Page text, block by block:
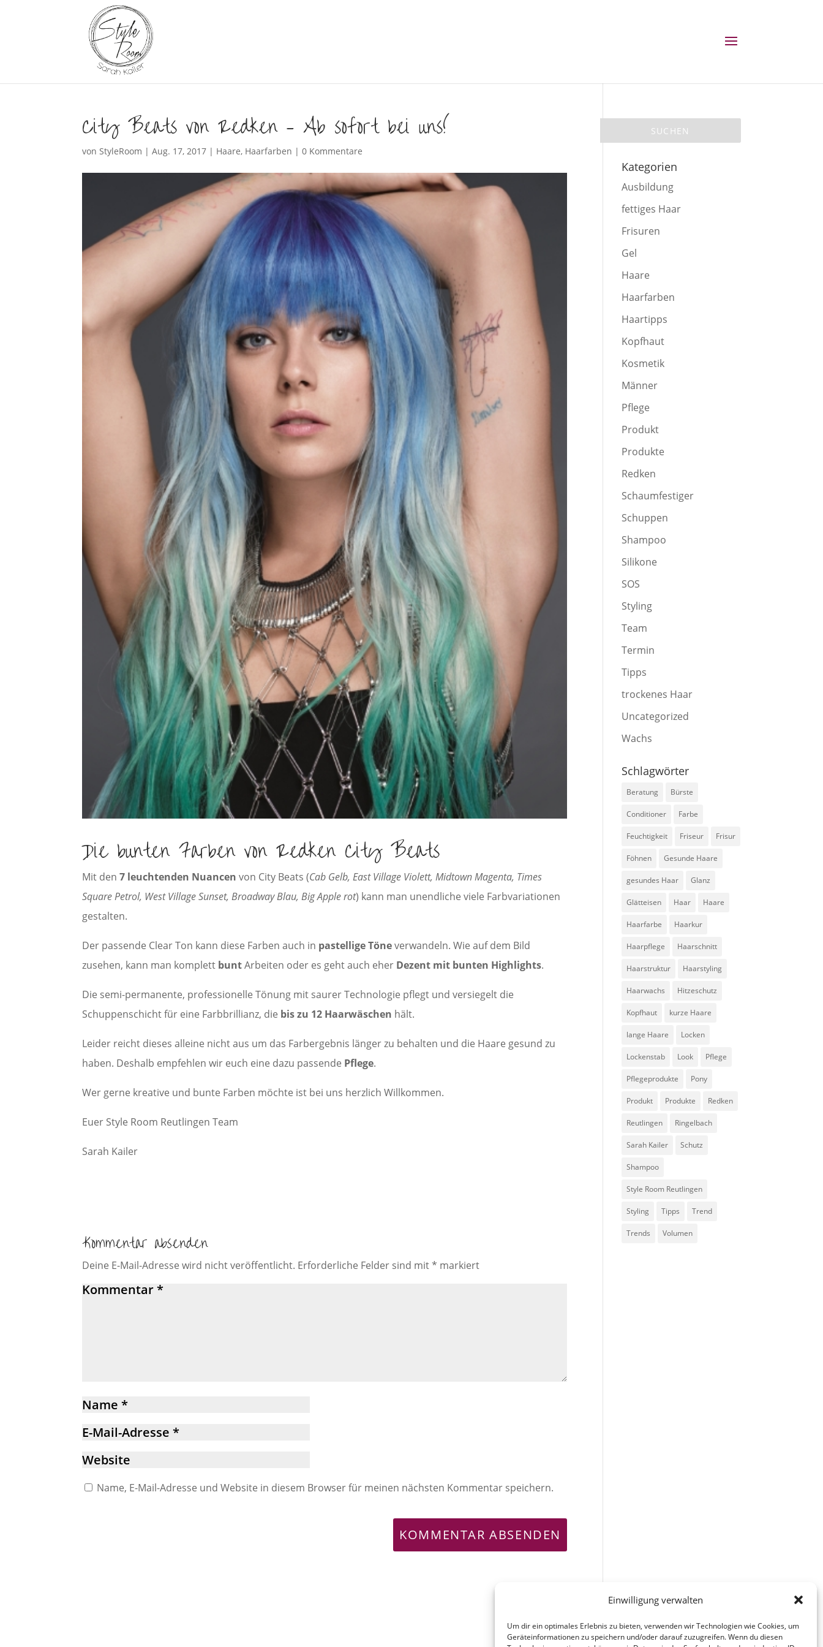
Einwilligung verwalten
Um dir ein optimales Erlebnis zu bieten, verwenden wir Technologien wie Cookies, um
Geräteinformationen zu speichern und/oder darauf zuzugreifen. Wenn du diesen
City Beats von Redken – Ab sofort bei uns!
vonStyleRoom |Aug. 17, 2017 | Haare, Haarfarben |0 Kommentare
Die bunten Farben von Redken City Beats
Mit den 7 leuchtenden Nuancen von City Beats (Cab Gelb, East Village Violett, Midtown Magenta, Times
Square Petrol, West Village Sunset, Broadway Blau, Big Apple rot) kann man unendliche viele Farbvariationen
gestalten.
Der passende Clear Ton kann diese Farben auch in pastellige Töneverwandeln. Wie auf dem Bild
zusehen, kann man komplett buntArbeiten oder es geht auch eher Dezent mit bunten Highlights.
Die semi-permanente, professionelle Tönung mit saurer Technologie pflegt und versiegelt die
Schuppenschicht für eine Farbbrillianz, die bis zu 12 Haarwäschen hält.
Leider reicht dieses alleine nicht aus um das Farbergebnis länger zu behalten und die Haare gesund zu
haben. Deshalb empfehlen wir euch eine dazu passende Pflege.
Wer gerne kreative und bunte Farben möchte ist bei uns herzlich Willkommen.
Euer Style Room Reutlingen Team
Sarah Kailer
Kommentar absenden
Deine E-Mail-Adresse wird nicht veröffentlicht. Erforderliche Felder sind mit* markiert
Name, E-Mail-Adresse und Website in diesem Browser für meinen nächsten Kommentar speichern.
Kategorien
Ausbildung
fettiges Haar
Frisuren
Gel
Haare
Haarfarben
Haartipps
Kopfhaut
Kosmetik
Männer
Pflege
Produkt
Produkte
Redken
Schaumfestiger
Schuppen
Shampoo
Silikone
SOS
Styling
Team
Termin
Tipps
trockenes Haar
Uncategorized
Wachs
Schlagwörter
Beratung Bürste
Conditioner Farbe
Feuchtigkeit Friseur Frisur
Föhnen Gesunde Haare
gesundes Haar Glanz
Glätteisen Haar Haare
Haarfarbe Haarkur
Haarpflege Haarschnitt
Haarstruktur Haarstyling
Haarwachs Hitzeschutz
Kopfhaut kurze Haare
lange Haare Locken
Lockenstab Look Pflege
Pflegeprodukte Pony
Produkt Produkte Redken
Reutlingen Ringelbach
Sarah Kailer Schutz
Shampoo
Style Room Reutlingen
Styling Tipps Trend
Trends Volumen